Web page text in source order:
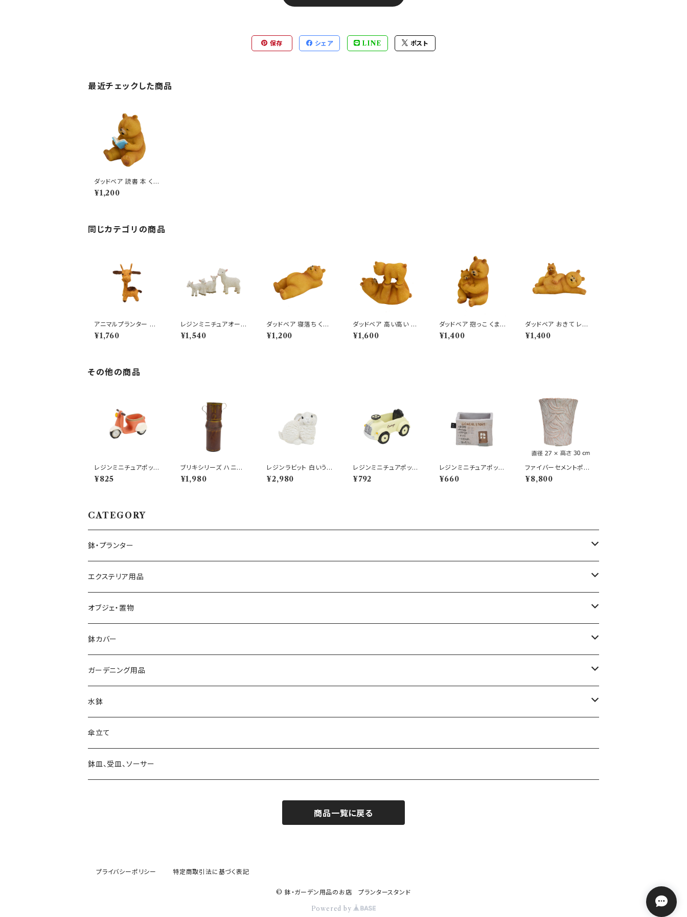
保存 シェア LINE ポスト
最近チェックした商品
ダッドベア 読書 本 くま
レジン オブジェ クマ 置
物 熊
¥1,200
同じカテゴリの商品
アニマルプランター ジラ
フ SS かわいいキリン型
鉢 動物
¥1,760
レジンミニチュアオーナ
メント ヤギファミリーセ
ット やぎ
¥1,540
ダッドベア 寝落ち くま
レジン オブジェ クマ 置
物 熊
¥1,200
ダッドベア 高い高い く
ま レジン オブジェ クマ
置物 熊
¥1,600
ダッドベア 抱っこ くま
レジン オブジェ クマ 置
物 熊
¥1,400
ダッドベア おきて レジ
ン オブジェ クマ 置物
熊
¥1,400
その他の商品
レジンミニチュアポット
スクータープランター P
K バイク
¥825
ブリキシリーズ ハニワ
プランター 埴輪 はにわ
鉢 歴史好き
¥1,980
レジンラビット 白いうさ
ぎ 大 卯 ウサギ 置き物
兎 座り
¥2,980
レジンミニチュアポット
マッキナ オープンカー
WH 車
¥792
レジンミニチュアポット
ハウス フランス カフェ
GY 鉢
¥660
ファイバーセメントポッ
ト 植木鉢 フェザーS 白
ホワイト
¥8,800
CATEGORY
鉢・プランター
大きさ ミニ鉢 5号以下
大きさ 中鉢 6号～8号
大きさ 大鉢 9号以上
素材 テラコッタ
素材 セメント・ファイバー
素材 ブリキ
素材 陶器
エクステリア用品
プランタースタンド・花台
椅子・チェア型
自転車・三輪車型
ガーデンフェンス・柵
ウォールデコ・壁掛け
素材 アイアン・鉄製
素材 ウッド・木製
ピック・トレリス
素材 アイアン・鉄製
素材 ウッド・木製
サインボード・スタンド
ハンギングベル
オブジェ・置物
動物・アニマル
キャラクター
素材 レジン樹脂
素材 セメント
素材 アイアン・鉄製
鉢カバー
大きさ 5号以下
大きさ 6～8号
大きさ 9号以上
かご・バスケットの鉢カバー
ガーデニング用品
ガーデンバスケット ハーベストバスケット
蚊遣り 蚊取り線香ホルダー
日よけ帽子・グローブ
水鉢
陶器
ガラス
傘立て
鉢皿、受皿、ソーサー
商品一覧に戻る
プライバシーポリシー 特定商取引法に基づく表記
© 鉢・ガーデン用品のお店 プランタースタンド
Powered by